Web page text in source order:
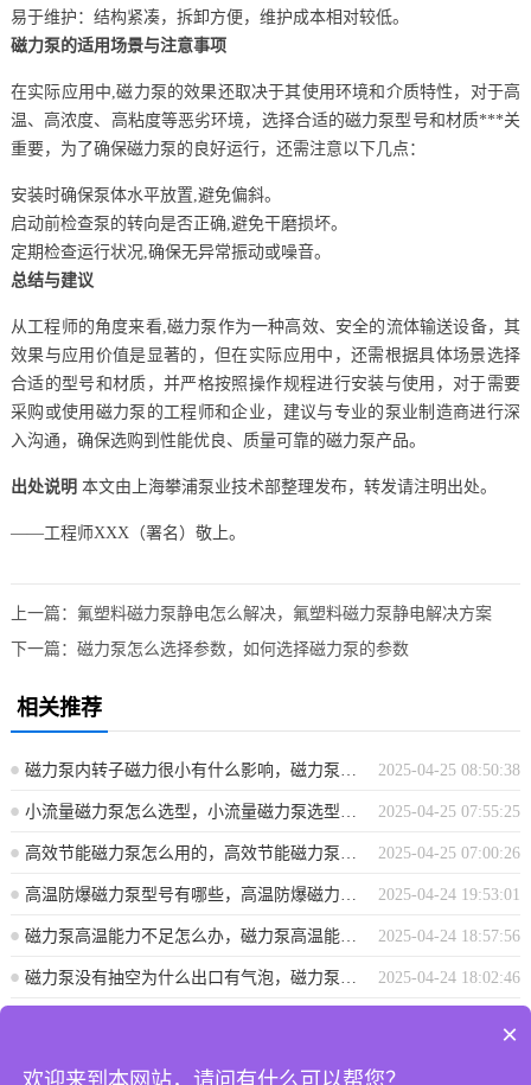
易于维护：结构紧凑，拆卸方便，维护成本相对较低。
磁力泵的适用场景与注意事项
在实际应用中,磁力泵的效果还取决于其使用环境和介质特性，对于高
温、高浓度、高粘度等恶劣环境，选择合适的磁力泵型号和材质***关
重要，为了确保磁力泵的良好运行，还需注意以下几点：
安装时确保泵体水平放置,避免偏斜。
启动前检查泵的转向是否正确,避免干磨损坏。
定期检查运行状况,确保无异常振动或噪音。
总结与建议
从工程师的角度来看,磁力泵作为一种高效、安全的流体输送设备，其
效果与应用价值是显著的，但在实际应用中，还需根据具体场景选择
合适的型号和材质，并严格按照操作规程进行安装与使用，对于需要
采购或使用磁力泵的工程师和企业，建议与专业的泵业制造商进行深
入沟通，确保选购到性能优良、质量可靠的磁力泵产品。
出处说明 本文由上海攀浦泵业技术部整理发布，转发请注明出处。
——工程师XXX（署名）敬上。
上一篇： 氟塑料磁力泵静电怎么解决，氟塑料磁力泵静电解决方案
下一篇： 磁力泵怎么选择参数，如何选择磁力泵的参数
相关推荐
2025-04-25 08:50:38
磁力泵内转子磁力很小有什么影响，磁力泵内转子磁力减小的影响分析
2025-04-25 07:55:25
小流量磁力泵怎么选型，小流量磁力泵选型指南
2025-04-25 07:00:26
高效节能磁力泵怎么用的，高效节能磁力泵使用指南
2025-04-24 19:53:01
高温防爆磁力泵型号有哪些，高温防爆磁力泵型号概览
2025-04-24 18:57:56
磁力泵高温能力不足怎么办，磁力泵高温能力不足解决方案探讨
2025-04-24 18:02:46
磁力泵没有抽空为什么出口有气泡，磁力泵出口气泡成因解析，非抽空状态下为何仍有气泡？
话:187 0175 8089
×
欢迎来到本网站，请问有什么可以帮您？